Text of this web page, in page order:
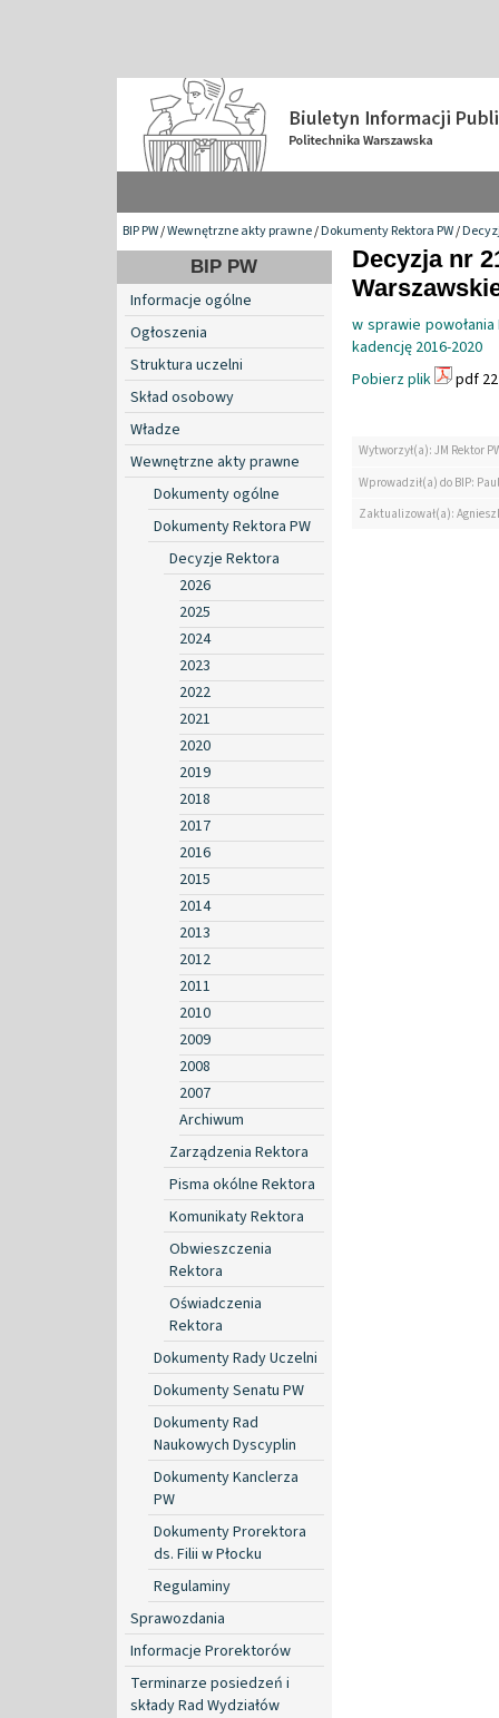
BIP PW/Wewnętrzne akty prawne/Dokumenty Rektora PW/
BIP PW
Informacje ogólne
Ogłoszenia
Struktura uczelni
Skład osobowy
Władze
Wewnętrzne akty prawne
Dokumenty ogólne
Dokumenty Rektora PW
Decyzje Rektora
2026
2025
2024
2023
2022
2021
2020
2019
2018
2017
2016
2015
2014
2013
2012
2011
2010
2009
2008
2007
Archiwum
Zarządzenia Rektora
Pisma okólne Rektora
Komunikaty Rektora
Obwieszczenia
Rektora
Oświadczenia
Rektora
Dokumenty Rady Uczelni
Dokumenty Senatu PW
Dokumenty Rad
Naukowych Dyscyplin
Dokumenty Kanclerza
PW
Dokumenty Prorektora
ds. Filii w Płocku
Regulaminy
Sprawozdania
Informacje Prorektorów
Terminarze posiedzeń i
składy Rad Wydziałów
Decyzja nr
w sprawie
kadencję 2016-2020
Pobierz plik
pdf
Wytworzył(a): JM Rektor
Wprowadził(a) do BIP:
Zaktualizował(a):